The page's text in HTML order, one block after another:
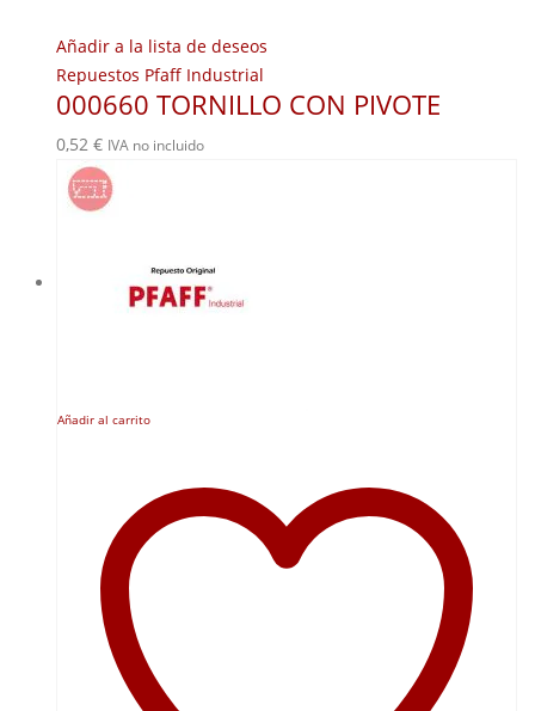
Añadir a la lista de deseos
Repuestos Pfaff Industrial
000660 TORNILLO CON PIVOTE
0,52 € IVA no incluido
Añadir al carrito